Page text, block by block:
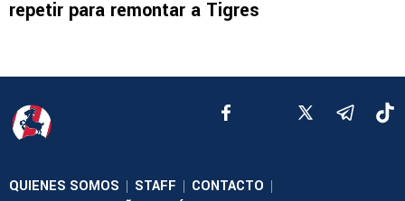
repetir para remontar a Tigres
QUIENES SOMOS | STAFF | CONTACTO |